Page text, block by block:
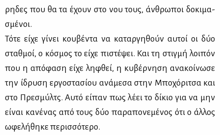
ρη­δες που θα τα έχουν στο νου τους, άν­θρω­ποι δο­κι­μα­
σμέ­νοι.
Τό­τε εί­χε γί­νει κου­βέ­ντα να κα­ταρ­γη­θούν αυ­τοί οι δύο
σταθ­μοί, ο κό­σμος το εί­χε πι­στέ­ψει. Και τη στιγ­μή λοι­πόν
που η από­φα­ση εί­χε λη­φθεί, η κυ­βέρ­νη­ση ανα­κοί­νω­σε
την ίδρυ­ση ερ­γο­στα­σί­ου ανά­με­σα στην Μπο­χό­ρι­τσα και
στο Πρε­σμύλτς. Αυ­τό εί­παν πως λέ­ει το δί­κιο για να μην
εί­ναι κα­νέ­νας από τους δύο πα­ρα­πο­νε­μέ­νος ότι ο άλ­λος
ωφε­λή­θη­κε πε­ρισ­σό­τε­ρο.